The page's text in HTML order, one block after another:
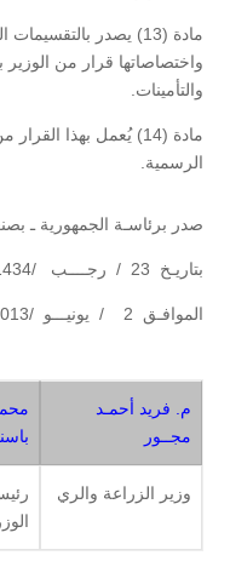
مادة (13) يصدر
واختصاصاتها قرار من الوزير
والتأمينات.
مادة (14) يُعمل بهذا
الرسمية.
صدر برئاسـة الجمهورية ـ
بتاريـخ 23 / رجــــب /1434هـ
الموافـق 2 / يونيـــو /2013م
م. فريد أحمـد
مجــور
وزير الزراعة والري